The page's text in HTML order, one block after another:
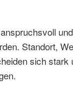
Standort,
sich stark